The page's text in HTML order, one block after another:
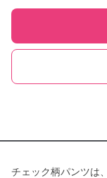
チェック柄パンツは